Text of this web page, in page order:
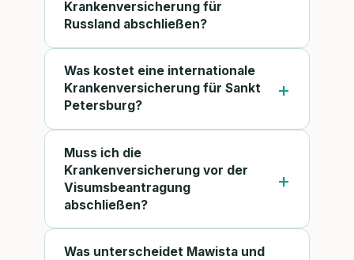
Krankenversicherung für
Russland abschließen?
Was kostet eine internationale
Krankenversicherung für Sankt
Petersburg?
Muss ich die
Krankenversicherung vor der
Visumsbeantragung
abschließen?
Was unterscheidet Mawista und